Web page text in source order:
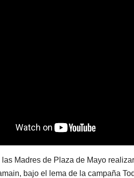
las Madres de Plaza de Mayo
bajo el lema de la campaña